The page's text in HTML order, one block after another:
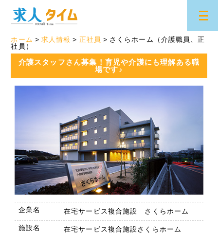
ホーム 求人情報 正社員
さくらホーム（介護職員、正
社員）
介護スタッフさん募集！育児や介護にも理解ある職
場です♪
企業名 在宅サービス複合施設 さくらホーム
施設名 在宅サービス複合施設さくらホーム